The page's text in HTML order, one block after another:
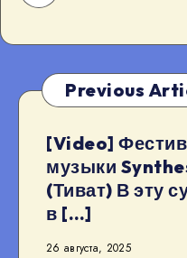
Previous
[Video]
музыки
(Тиват) В эту
в […]
26 августа, 2025